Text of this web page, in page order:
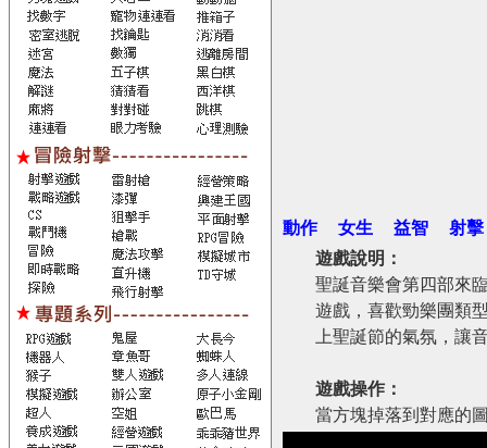
動作 女生 益智
射擊
遊戲說明：
聖誕音樂會第四部來
遊戲，喜歡勁樂團類
上聖誕節的氣氛，讓
遊戲操作：
當方塊掉落到對應的